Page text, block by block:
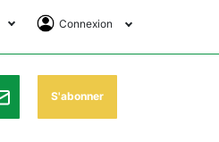
Connexion
Se Connecter
AbonnementS'abonner